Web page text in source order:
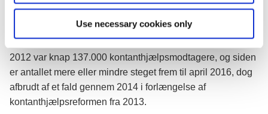
Use necessary cookies only
Lund Poulsen.
Set over en længere periode er der sket en kraftig stigning
i antallet af personer i kontanthjælpssystemet. I januar
2012 var knap 137.000 kontanthjælpsmodtagere, og siden
er antallet mere eller mindre steget frem til april 2016, dog
afbrudt af et fald gennem 2014 i forlængelse af
kontanthjælpsreformen fra 2013.